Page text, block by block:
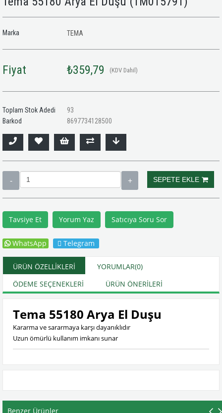
Marka TEMA
Fiyat ₺359,79 (KDV Dahil)
Toplam Stok Adedi
93
Barkod
8697734128500
Tavsiye Et Yorum Yaz Satıcıya Soru Sor
WhatsApp Telegram
ÜRÜN ÖZELLIKLERI YORUMLAR(0)
ÖDEME SEÇENEKLERI
ÜRÜN ÖNERILERI
Tema 55180 Arya El Duşu
Kararma ve sararmaya karşı dayanıklıdır
Uzun ömürlü kullanım imkanı sunar
Benzer Ürünler